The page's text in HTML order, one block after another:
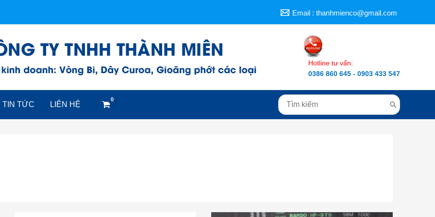
Email : thanhmienco@gmail.com
Hotline tư vấn:
0386 860 645 - 0903 433 547
TIN TỨC LIÊN HỆ
Search
for: